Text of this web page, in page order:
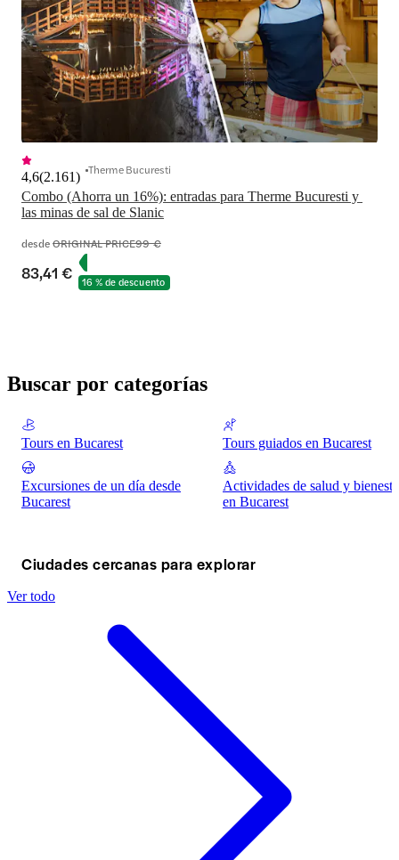
Combo (Ahorra un 16%): entradas para Therme Bucuresti y
las minas de sal de Slanic
4,6(2.161) Therme Bucuresti
desdeORIGINAL PRICE99 €
83,41 € 16 % de descuento
Buscar por categorías
Tours en Bucarest Tours guiados en Bucarest
Excursiones de un día desde
Bucarest
Actividades de salud y
en Bucarest
Ciudades cercanas para explorar
Ver todo